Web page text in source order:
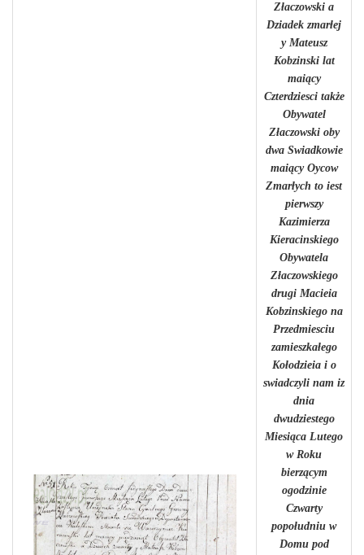
Złaczowski a
Dziadek zmarłej
y Mateusz
Kobzinski lat
maiący
Czterdziesci także
Obywatel
Złaczowski oby
dwa Swiadkowie
maiący Oycow
Zmarłych to iest
pierwszy
Kazimierza
Kieracinskiego
Obywatela
Złaczowskiego
drugi Macieia
Kobzinskiego na
Przedmiesciu
zamieszkałego
Kołodzieia i o
swiadczyli nam iz
dnia
dwudziestego
Miesiąca Lutego
w Roku
bierzącym
ogodzinie
Czwarty
popołudniu w
Domu pod